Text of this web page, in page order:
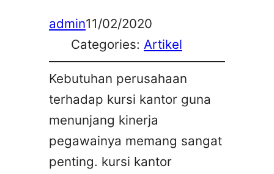
admin11/02/2020
Categories: Artikel
Kebutuhan perusahaan
terhadap kursi kantor guna
menunjang kinerja
pegawainya memang sangat
penting. kursi kantor